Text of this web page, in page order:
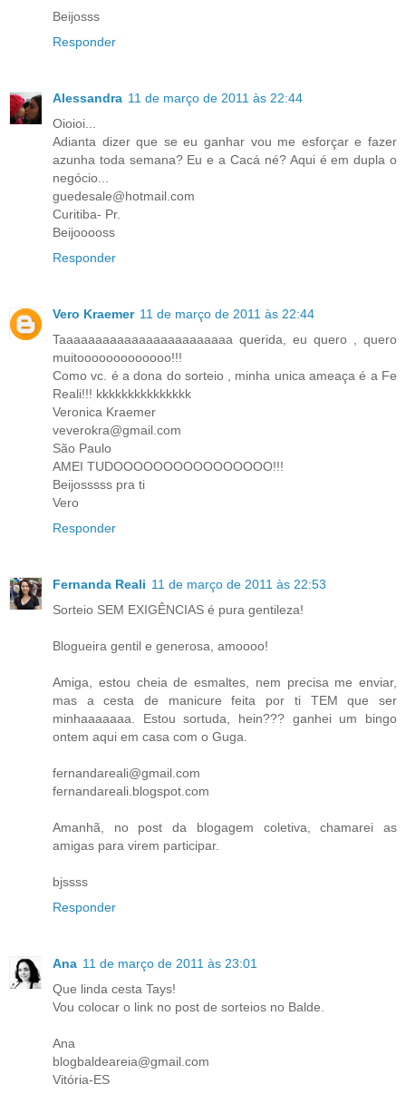
Beijosss
Responder
Alessandra 11 de março de 2011 às 22:44
Oioioi...
Adianta dizer que se eu ganhar vou me esforçar e fazer
azunha toda semana? Eu e a Cacá né? Aqui é em dupla o
negócio...
guedesale@hotmail.com
Curitiba- Pr.
Beijooooss
Responder
Vero Kraemer 11 de março de 2011 às 22:44
Taaaaaaaaaaaaaaaaaaaaaaaa querida, eu quero , quero
muitooooooooooooo!!!
Como vc. é a dona do sorteio , minha unica ameaça é a Fe
Reali!!! kkkkkkkkkkkkkkk
Veronica Kraemer
veverokra@gmail.com
São Paulo
AMEI TUDOOOOOOOOOOOOOOOO!!!
Beijosssss pra ti
Vero
Responder
Fernanda Reali 11 de março de 2011 às 22:53
Sorteio SEM EXIGÊNCIAS é pura gentileza!
Blogueira gentil e generosa, amoooo!
Amiga, estou cheia de esmaltes, nem precisa me enviar,
mas a cesta de manicure feita por ti TEM que ser
minhaaaaaaa. Estou sortuda, hein??? ganhei um bingo
ontem aqui em casa com o Guga.
fernandareali@gmail.com
fernandareali.blogspot.com
Amanhã, no post da blogagem coletiva, chamarei as
amigas para virem participar.
bjssss
Responder
Ana 11 de março de 2011 às 23:01
Que linda cesta Tays!
Vou colocar o link no post de sorteios no Balde.
Ana
blogbaldeareia@gmail.com
Vitória-ES